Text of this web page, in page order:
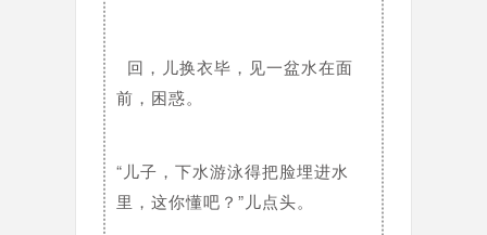
回，儿换衣毕，见一盆水在面
前，困惑。
“儿子，下水游泳得把脸埋进水
里，这你懂吧？”儿点头。